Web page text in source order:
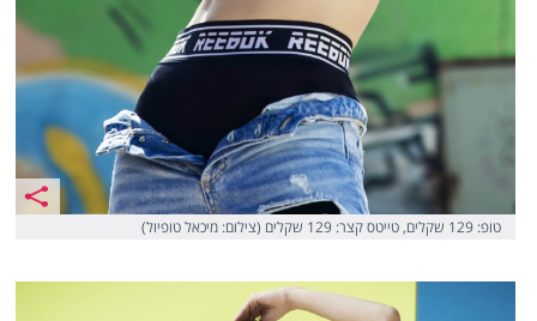
טופ: 129 שקלים, טייטס קצר: 129 שקלים (צילום: מיכאל טופיול)